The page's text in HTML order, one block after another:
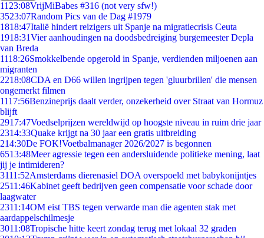
11 23:08VrijMiBabes #316 (not very sfw!)
3523:07Random Pics van de Dag #1979
1818:47Italië hindert reizigers uit Spanje na migratiecrisis Ceuta
1918:31Vier aanhoudingen na doodsbedreiging burgemeester Depla
van Breda
1118:26Smokkelbende opgerold in Spanje, verdienden miljoenen aan
migranten
2218:08CDA en D66 willen ingrijpen tegen 'gluurbrillen' die mensen
ongemerkt filmen
1117:56Benzineprijs daalt verder, onzekerheid over Straat van Hormuz
blijft
2917:47Voedselprijzen wereldwijd op hoogste niveau in ruim drie jaar
2314:33Quake krijgt na 30 jaar een gratis uitbreiding
214:30De FOK!Voetbalmanager 2026/2027 is begonnen
6513:48Meer agressie tegen een andersluidende politieke mening, laat
jij je intimideren?
3111:52Amsterdams dierenasiel DOA overspoeld met babykonijntjes
2511:46Kabinet geeft bedrijven geen compensatie voor schade door
laagwater
2311:14OM eist TBS tegen verwarde man die agenten stak met
aardappelschilmesje
3011:08Tropische hitte keert zondag terug met lokaal 32 graden